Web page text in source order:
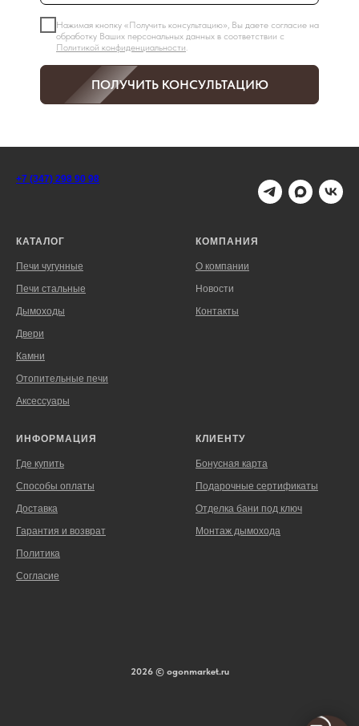
Нажимая кнопку «Получить консультацию», Вы даете согласие на
обработку Ваших персональных данных в соответствии с
Политикой конфиденциальности
ПОЛУЧИТЬ КОНСУЛЬТАЦИЮ
+7 (347) 298 90 98
КАТАЛОГ
Печи чугунные
Печи стальные
Дымоходы
Двери
Камни
Отопительные печи
Аксессуары
КОМПАНИЯ
О компании
Новости
Контакты
ИНФОРМАЦИЯ
Где купить
Способы оплаты
Доставка
Гарантия и возврат
Политика
Согласие
КЛИЕНТУ
Бонусная карта
Подарочные сертификаты
Отделка бани под ключ
Монтаж дымохода
2026 © ogonmarket.ru